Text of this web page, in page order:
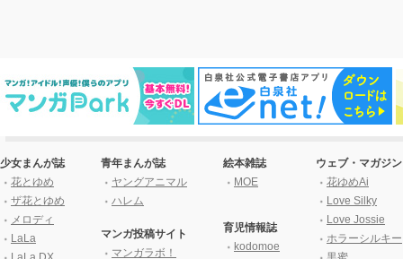
少女まんが誌
花とゆめ
ザ花とゆめ
メロディ
LaLa
青年まんが誌
ヤングアニマル
ハレム
マンガ投稿サイト
マンガラボ！
絵本雑誌
MOE
育児情報誌
kodomoe
ウェブ・マガジン
花ゆめAi
Love Silky
Love Jossie
ホラーシルキー